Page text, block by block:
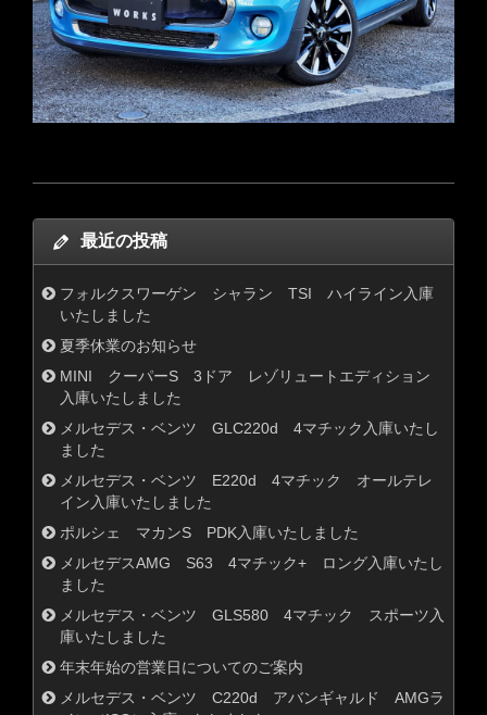
最近の投稿
フォルクスワーゲン シャラン TSI ハイライン入庫
いたしました
夏季休業のお知らせ
MINI クーパーS 3ドア レゾリュートエディション
入庫いたしました
メルセデス・ベンツ GLC220d 4マチック入庫いたし
ました
メルセデス・ベンツ E220d 4マチック オールテレ
イン入庫いたしました
ポルシェ マカンS PDK入庫いたしました
メルセデスAMG S63 4マチック+ ロング入庫いたし
ました
メルセデス・ベンツ GLS580 4マチック スポーツ入
庫いたしました
年末年始の営業日についてのご案内
メルセデス・ベンツ C220d アバンギャルド AMGラ